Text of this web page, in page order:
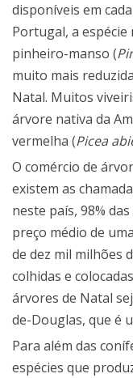
disponíveis em
Portugal, a
pinheiro-manso (
muito mais
Natal. Muitos
árvore nativa da
vermelha (Picea
O comércio de
existem as
neste país, 98%
preço médio de
de dez mil milhões
colhidas e
árvores de Natal
de-Douglas, que é
Para além das
espécies que